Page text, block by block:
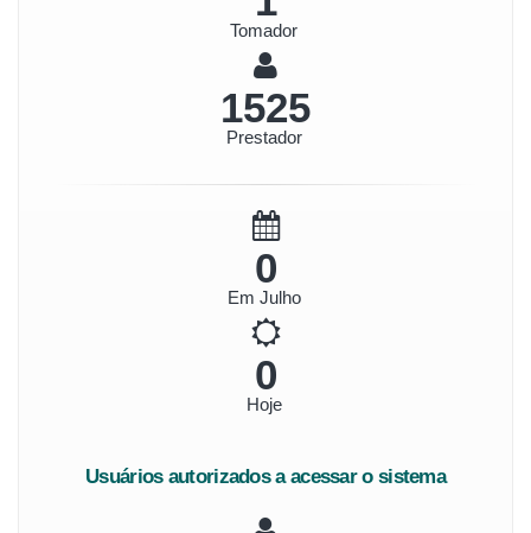
Tomador
1647
Prestador
0
Em Julho
0
Hoje
Usuários autorizados a acessar o sistema